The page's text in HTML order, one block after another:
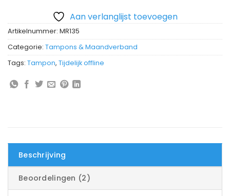
Aan verlanglijst toevoegen
Artikelnummer: MR135
Categorie: Tampons & Maandverband
Tags: Tampon, Tijdelijk offline
Beschrijving
Beoordelingen (2)